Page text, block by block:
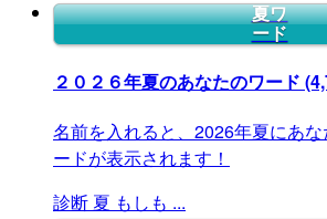
夏ワ
ード
２０２６年夏のあなたのワード
名前を入れると、2026年夏にあ
ードが表示されます！
診断 夏 もしも ...